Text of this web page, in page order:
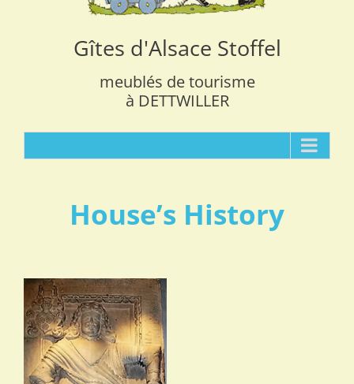
Gîtes d'Alsace Stoffel
meublés de tourisme
à DETTWILLER
House’s History